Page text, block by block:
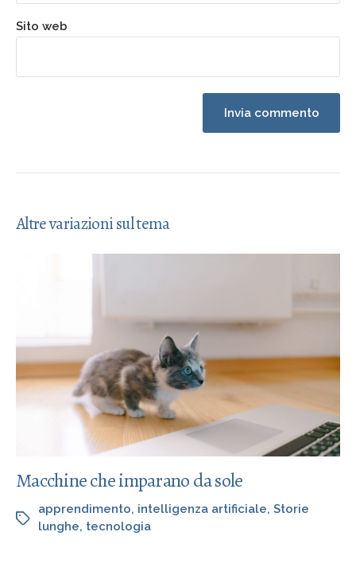
Sito web
Altre variazioni sul tema
Macchine che imparano da sole
apprendimento, intelligenza artificiale, Storie
lunghe, tecnologia